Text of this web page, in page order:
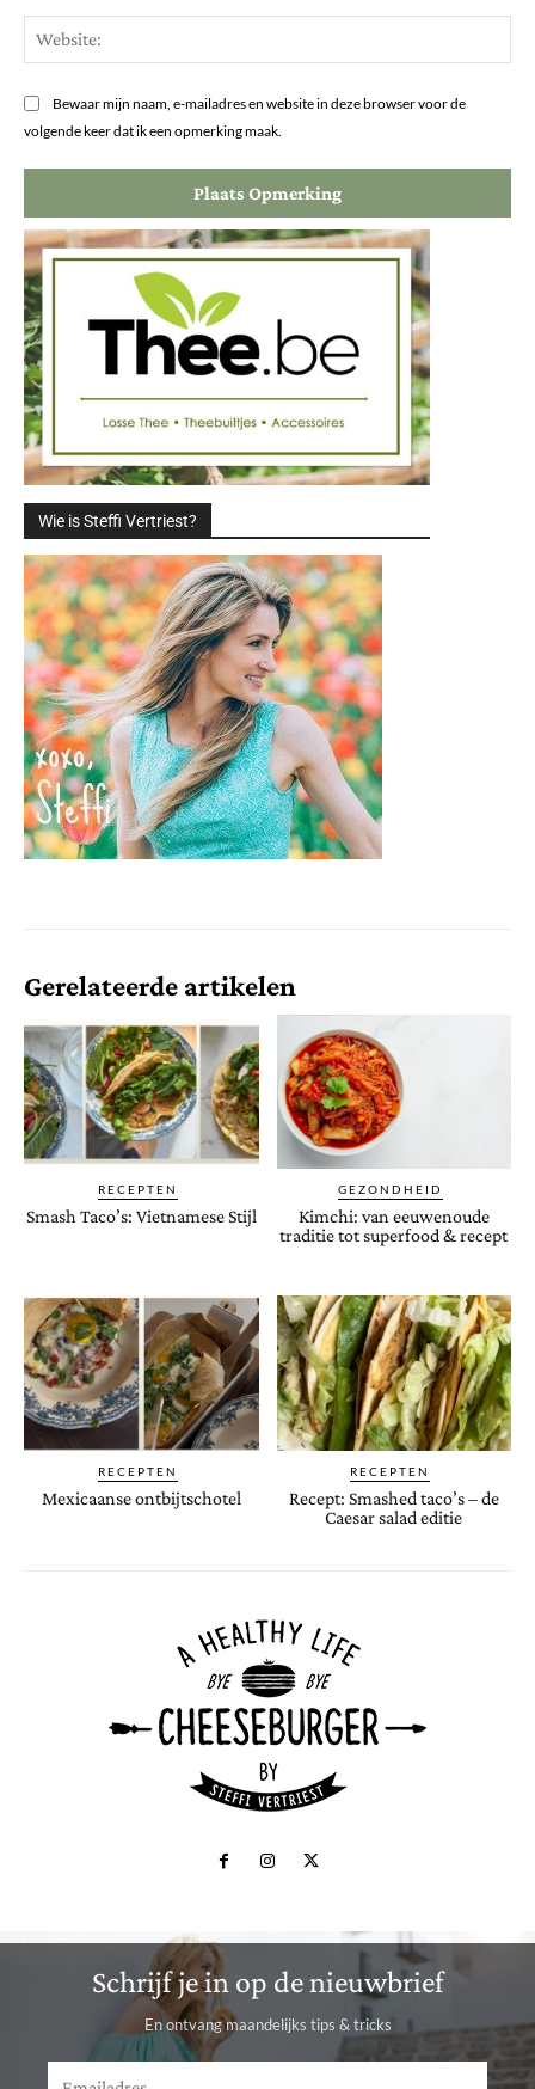
Bewaar mijn naam, e-mailadres en website in deze browser voor de
volgende keer dat ik een opmerking maak.
Wie is Steffi Vertriest?
Gerelateerde artikelen
RECEPTEN
Smash Taco’s: Vietnamese Stijl
GEZONDHEID
Kimchi: van eeuwenoude
traditie tot superfood & recept
RECEPTEN
Mexicaanse ontbijtschotel
RECEPTEN
Recept: Smashed taco’s – de
Caesar salad editie
Schrijf je in op de nieuwbrief
En ontvang maandelijks tips & tricks